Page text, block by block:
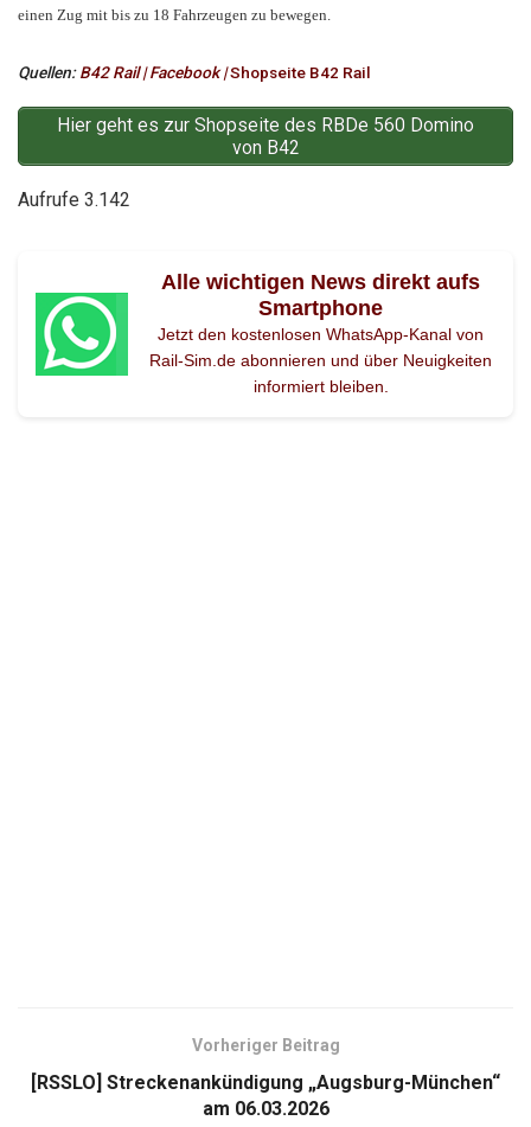
einen Zug mit bis zu 18 Fahrzeugen zu bewegen.
Quellen:B42 Rail | Facebook |Shopseite B42 Rail
Hier geht es zur Shopseite des RBDe 560 Domino
von B42
Aufrufe 3.142
Alle wichtigen News direkt aufs
Smartphone
Jetzt den kostenlosen WhatsApp-Kanal von
Rail-Sim.de abonnieren und über Neuigkeiten
informiert bleiben.
Vorheriger Beitrag
[RSSLO] Streckenankündigung „Augsburg-München“
am 06.03.2026